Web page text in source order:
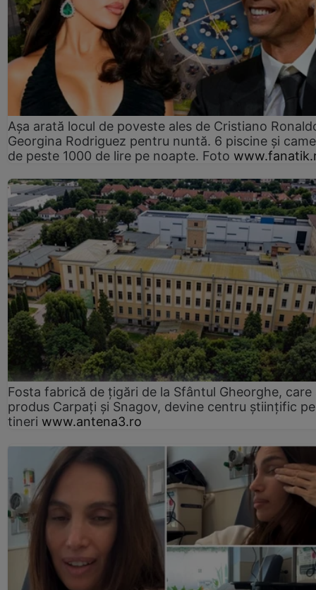
Așa arată locul de poveste ales de Cristiano
Georgina Rodriguez pentru nuntă. 6 piscine și
de peste 1000 de lire pe noapte. Foto
Fosta fabrică de țigări de la Sfântul Gheorghe, care
produs Carpați și Snagov, devine centru științific
tineri www.antena3.ro